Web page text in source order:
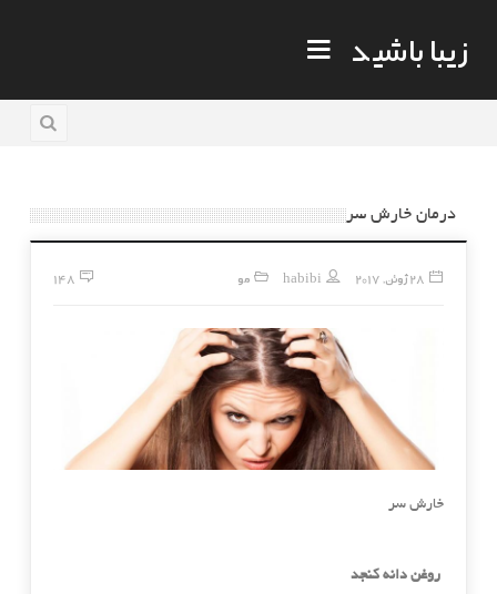
زیبا باشید
درمان خارش سر
28 ژوئن, 2017 habibi مو 148
خارش سر
روغن دانه کنجد